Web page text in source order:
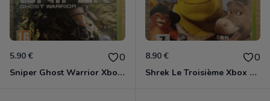
5.90 € 0
Sniper Ghost Warrior Xbox 360
8.90 € 0
Shrek Le Troisième Xbox 360